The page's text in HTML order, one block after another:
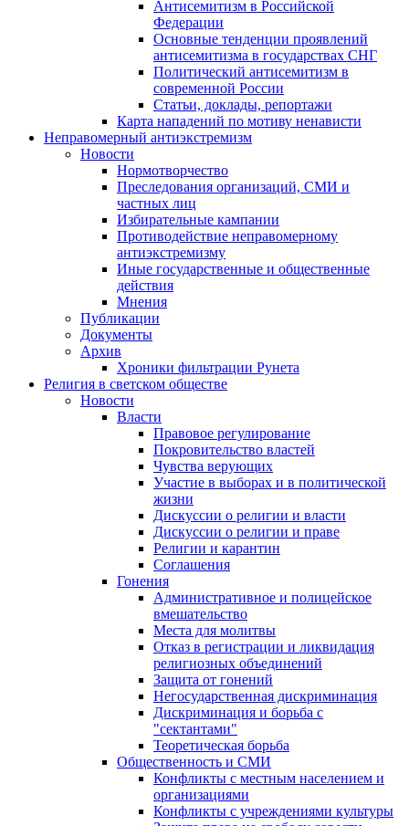
Антисемитизм в Российской
Федерации
Основные тенденции проявлений
антисемитизма в государствах СНГ
Политический антисемитизм в
современной России
Статьи, доклады, репортажи
Карта нападений по мотиву ненависти
Неправомерный антиэкстремизм
Новости
Нормотворчество
Преследования организаций, СМИ и
частных лиц
Избирательные кампании
Противодействие неправомерному
антиэкстремизму
Иные государственные и общественные
действия
Мнения
Публикации
Документы
Архив
Хроники фильтрации Рунета
Религия в светском обществе
Новости
Власти
Правовое регулирование
Покровительство властей
Чувства верующих
Участие в выборах и в политической
жизни
Дискуссии о религии и власти
Дискуссии о религии и праве
Религии и карантин
Соглашения
Гонения
Административное и полицейское
вмешательство
Места для молитвы
Отказ в регистрации и ликвидация
религиозных объединений
Защита от гонений
Негосударственная дискриминация
Дискриминация и борьба с
"сектантами"
Теоретическая борьба
Общественность и СМИ
Конфликты с местным населением и
организациями
Конфликты с учреждениями культуры